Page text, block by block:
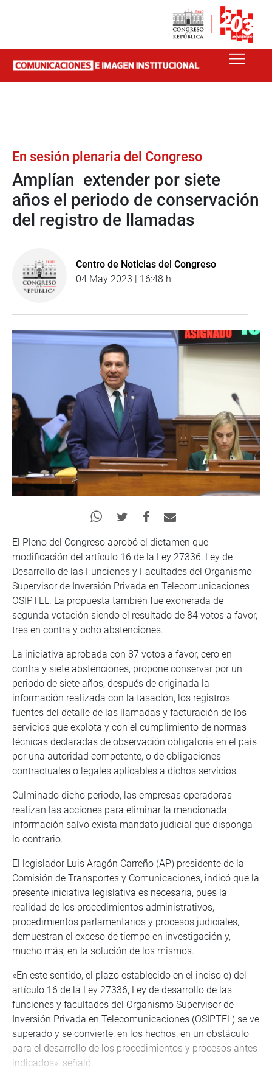
En sesión plenaria del Congreso
Amplían extender por siete
años el periodo de conservación
del registro de llamadas
Centro de Noticias del Congreso
04 May 2023 | 16:48 h
El Pleno del Congreso aprobó el dictamen que
modificación del artículo 16 de la Ley 27336, Ley de
Desarrollo de las Funciones y Facultades del Organismo
Supervisor de Inversión Privada en Telecomunicaciones –
OSIPTEL. La propuesta también fue exonerada de
segunda votación siendo el resultado de 84 votos a favor,
tres en contra y ocho abstenciones.
La iniciativa aprobada con 87 votos a favor, cero en
contra y siete abstenciones, propone conservar por un
periodo de siete años, después de originada la
información realizada con la tasación, los registros
fuentes del detalle de las llamadas y facturación de los
servicios que explota y con el cumplimiento de normas
técnicas declaradas de observación obligatoria en el país
por una autoridad competente, o de obligaciones
contractuales o legales aplicables a dichos servicios.
Culminado dicho periodo, las empresas operadoras
realizan las acciones para eliminar la mencionada
información salvo exista mandato judicial que disponga
lo contrario.
El legislador Luis Aragón Carreño (AP) presidente de la
Comisión de Transportes y Comunicaciones, indicó que la
presente iniciativa legislativa es necesaria, pues la
realidad de los procedimientos administrativos,
procedimientos parlamentarios y procesos judiciales,
demuestran el exceso de tiempo en investigación y,
mucho más, en la solución de los mismos.
«En este sentido, el plazo establecido en el inciso e) del
artículo 16 de la Ley 27336, Ley de desarrollo de las
funciones y facultades del Organismo Supervisor de
Inversión Privada en Telecomunicaciones (OSIPTEL) se ve
superado y se convierte, en los hechos, en un obstáculo
para el desarrollo de los procedimientos y procesos antes
indicados», señaló.